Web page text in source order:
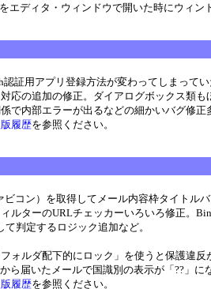
エディタ・ウィンドウで開いた時にウィ
認証用アプリ登録方法が変わってしまって
応の追加の修正。ダイアログボックス類
で内部エラーが出るなどの細かいバグ修正
履歴を参照ください。
ビコン）を取得してメール内容枠タイトル
ルターのURLチェッカーいろいろ修正。
て判定するロジック追加など。
ォルダ配下的にロック」を使うと保護違
ら届いたメールで国識別の表示が「??」
履歴を参照ください。